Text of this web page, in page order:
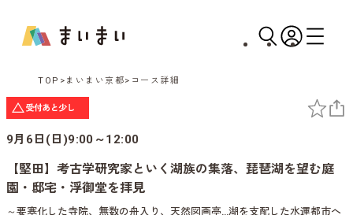
TOP まいまい京都 コース詳細
9月6日(日)9:00～12:00
【堅田】考古学研究家といく湖族の集落、琵琶湖を望む庭
園・邸宅・浮御堂を拝見
～要塞化した寺院、無数の舟入り、天然図画亭…湖を支配した水運都市へ